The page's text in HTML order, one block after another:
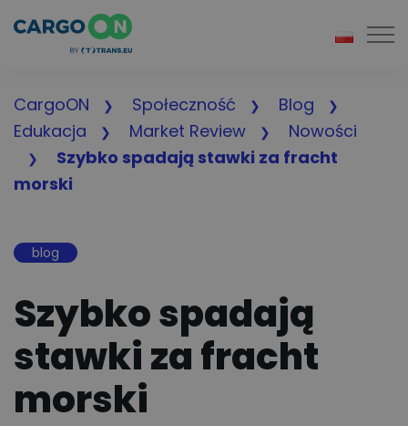
CargoON Społeczność
Blog
Edukacja
Market Review
Nowości
Szybko spadają stawki za fracht
morski
blog
Szybko spadają
stawki za fracht
morski